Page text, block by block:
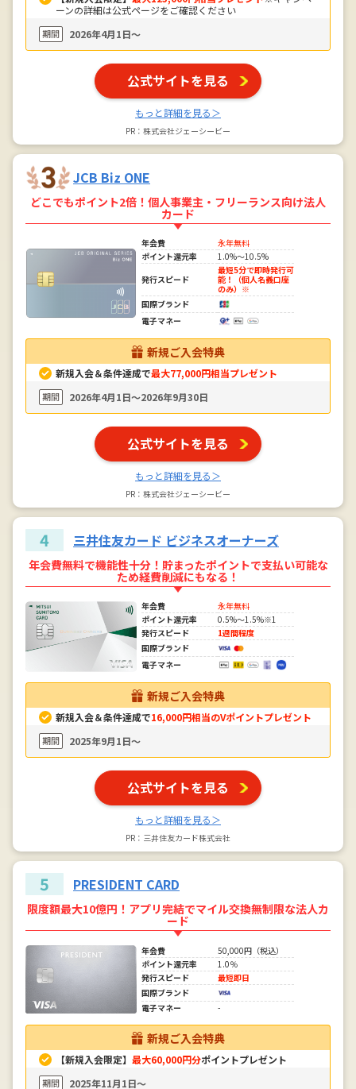
ーンの詳細は公式ページをご確認ください
期間 2026年4月1日〜
公式サイトを見る
もっと詳細を見る＞
PR：株式会社ジェーシービー
JCB Biz ONE
どこでもポイント2倍！個人事業主・フリーランス向け法人
カード
年会費
永年無料
ポイント還元率
1.0%～10.5%
発行スピード
最短5分で即時発行可
能！（個人名義口座
のみ）※
国際ブランド
電子マネー
新規ご入会特典
新規入会＆条件達成で最大77,000円相当プレゼント
期間 2026年4月1日〜2026年9月30日
公式サイトを見る
もっと詳細を見る＞
PR：株式会社ジェーシービー
4 三井住友カード ビジネスオーナーズ
年会費無料で機能性十分！貯まったポイントで支払い可能な
ため経費削減にもなる！
年会費
永年無料
ポイント還元率
0.5%～1.5%※1
発行スピード
1週間程度
国際ブランド
電子マネー
新規ご入会特典
新規入会＆条件達成で16,000円相当のVポイントプレゼント
期間 2025年9月1日〜
公式サイトを見る
もっと詳細を見る＞
PR：三井住友カード株式会社
5 PRESIDENT CARD
限度額最大10億円！アプリ完結でマイル交換無制限な法人カ
ード
年会費
50,000円（税込）
ポイント還元率
1.0％
発行スピード
最短即日
国際ブランド
電子マネー
-
新規ご入会特典
【新規入会限定】 最大60,000円分ポイントプレゼント
期間 2025年11月1日〜